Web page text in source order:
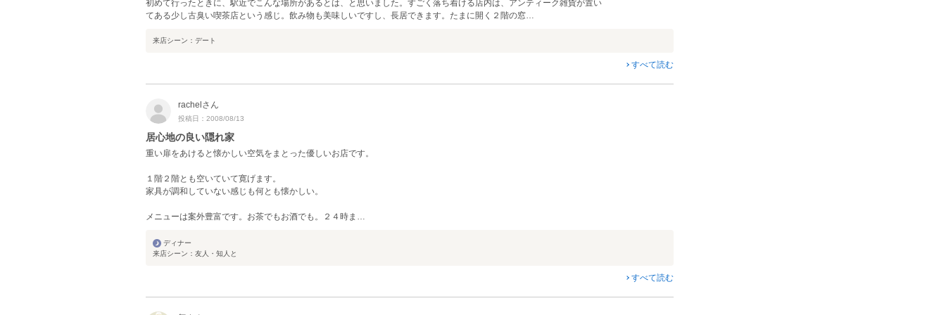
初めて行ったときに、駅近でこんな場所があるとは、と思いました。すごく落ち着ける店内は、アンティーク雑貨が置い
てある少し古臭い喫茶店という感じ。飲み物も美味しいですし、長居できます。たまに開く２階の窓…
来店シーン：デート
すべて読む
rachelさん
投稿日：2008/08/13
居心地の良い隠れ家
重い扉をあけると懐かしい空気をまとった優しいお店です。
１階２階とも空いていて寛げます。
家具が調和していない感じも何とも懐かしい。
メニューは案外豊富です。お茶でもお酒でも。２４時ま…
ディナー
来店シーン：友人・知人と
すべて読む